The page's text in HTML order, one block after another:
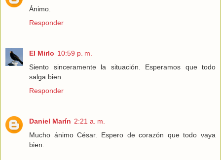
Ánimo.
Responder
El Mirlo 10:59 p. m.
Siento sinceramente la situación. Esperamos que todo
salga bien.
Responder
Daniel Marín 2:21 a. m.
Mucho ánimo César. Espero de corazón que todo vaya
bien.